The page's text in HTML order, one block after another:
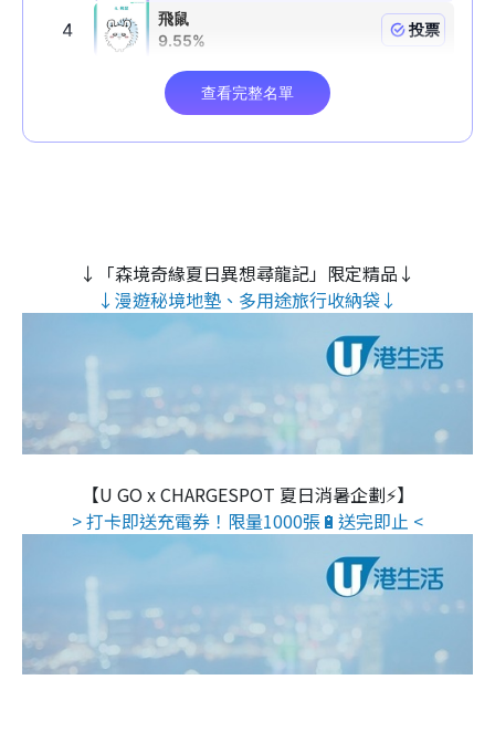
↓「森境奇緣夏日異想尋龍記」限定精品↓
↓漫遊秘境地墊、多用途旅行收納袋↓
【U GO x CHARGESPOT 夏日消暑企劃⚡】
> 打卡即送充電券！限量1000張🔋送完即止 <